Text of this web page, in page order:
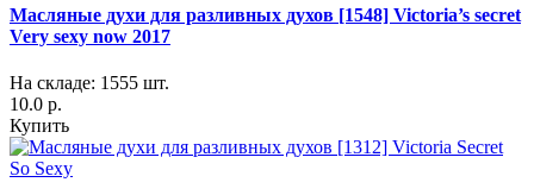
Масляные духи для разливных духов [1548] Victoria’s secret
Very sexy now 2017
На складе: 1555 шт.
10.0 р.
Купить